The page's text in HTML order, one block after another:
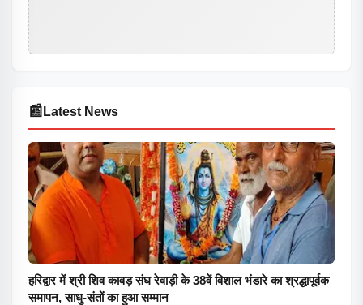
📰 Latest News
हरिद्वार में श्री शिव कावड़ संघ रेवाड़ी के 38वें विशाल भंडारे का श्रद्धापूर्वक
समापन, साधु-संतों का हुआ सम्मान